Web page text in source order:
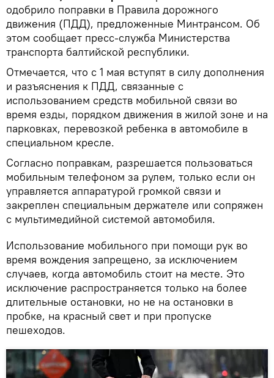
одобрило поправки в Правила дорожного
движения (ПДД), предложенные Минтрансом. Об
этом сообщает пресс-служба Министерства
транспорта балтийской республики.
Отмечается, что с 1 мая вступят в силу дополнения
и разъяснения к ПДД, связанные с
использованием средств мобильной связи во
время езды, порядком движения в жилой зоне и на
парковках, перевозкой ребенка в автомобиле в
специальном кресле.
Согласно поправкам, разрешается пользоваться
мобильным телефоном за рулем, только если он
управляется аппаратурой громкой связи и
закреплен специальным держателе или сопряжен
с мультимедийной системой автомобиля.
Использование мобильного при помощи рук во
время вождения запрещено, за исключением
случаев, когда автомобиль стоит на месте. Это
исключение распространяется только на более
длительные остановки, но не на остановки в
пробке, на красный свет и при пропуске
пешеходов.